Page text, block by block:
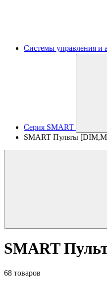
Системы управления и
Серия SMART
SMART Пульты
SMART
68 товаров